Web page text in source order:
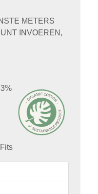
METERS
INVOEREN,